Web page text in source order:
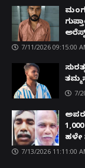
7/11/2026 09:15:00
7/
ಹಳೇ
7/13/2026 11:11:00